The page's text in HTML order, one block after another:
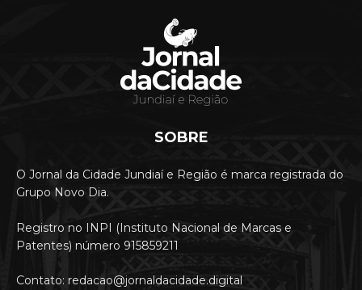
SOBRE
O Jornal da Cidade Jundiaí e Região é marca registrada do
Grupo Novo Dia.
Registro no INPI (Instituto Nacional de Marcas e
Patentes) número 915859211
Contato: redacao@jornaldacidade.digital